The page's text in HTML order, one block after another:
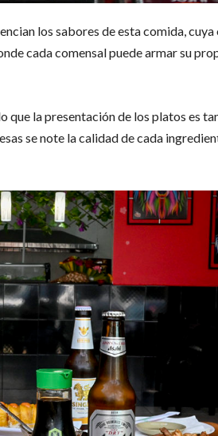
los sabores de esta comida,
cada comensal puede armar su
que la presentación de los platos es
se note la calidad de cada